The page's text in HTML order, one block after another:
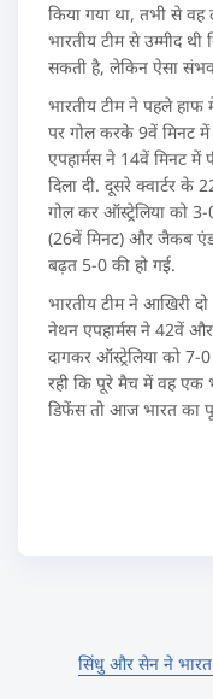
किया गया था, तभी से वह
भारतीय टीम से उम्मीद
सकती है, लेकिन ऐसा
भारतीय टीम ने पहले हाफ
पर गोल करके 9वें मिनट में
एपहार्मस ने 14वें मिनट में
दिला दी. दूसरे क्वार्टर के
गोल कर ऑस्ट्रेलिया को
(26वें मिनट) और जैकब
बढ़त 5-0 की हो गई.
भारतीय टीम ने आखिरी
नेथन एपहार्मस ने 42वें
दागकर ऑस्ट्रेलिया को
रही कि पूरे मैच में वह एक
डिफेंस तो आज भारत का
सिंधु और सेन ने भारत